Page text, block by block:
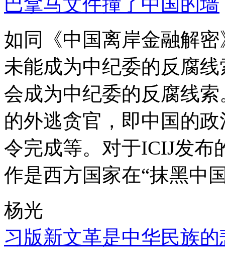
巴拿马文件撞了中国的墙
如同《中国离岸金融解
未能成为中纪委的反腐
会成为中纪委的反腐线
的外逃贪官，即中国的
令完成等。对于ICIJ发布
作是西方国家在“抹黑中
杨光
习版新文革是中华民族的